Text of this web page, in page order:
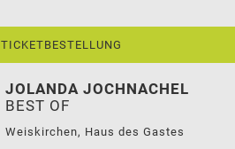
TICKETBESTELLUNG
JOLANDA JOCHNACHEL
BEST OF
Weiskirchen, Haus des Gastes